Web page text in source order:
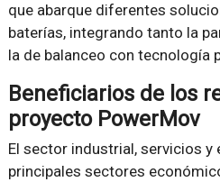
que abarque diferentes
baterías, integrando tanto la
la de balanceo con tecnología
Beneficiarios de los
proyecto PowerMov
El sector industrial, servicios
principales sectores